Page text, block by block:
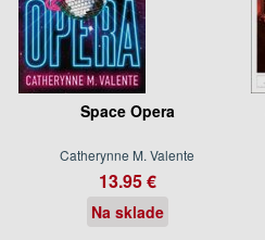
Space Opera
Catherynne M. Valente
13.95 €
Na sklade